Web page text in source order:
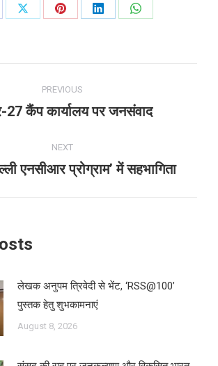
Share
Share
Share
Share
PREVIOUS
Previous
27 कैंप कार्यालय पर जनसंवाद
NEXT
Next
एनसीआर प्रोग्राम’ में सहभागिता
लेखक अनुपम त्रिवेदी से भेंट, ‘RSS@100’
पुस्तक हेतु शुभकामनाएं
August 8, 2026